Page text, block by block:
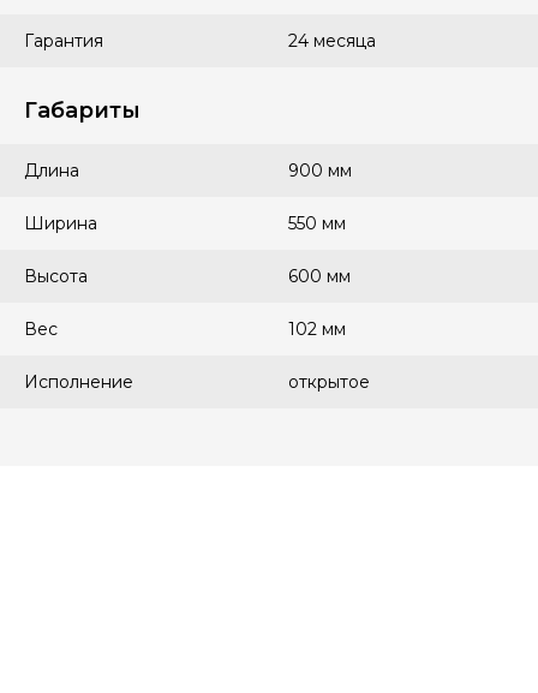
Гарантия 24 месяца
Габариты
Длина 900 мм
Ширина 550 мм
Высота 600 мм
Вес 102 мм
Исполнение открытое